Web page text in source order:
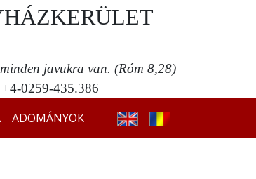
javukra van. (Róm 8,28)
0259-435.386
ADOMÁNYOK